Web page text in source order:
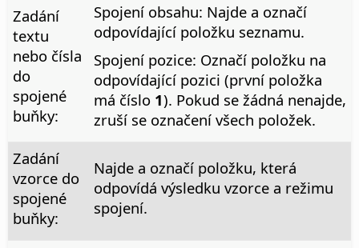
Zadání
textu
nebo čísla
do
spojené
buňky:
Spojení obsahu: Najde a označí
odpovídající položku seznamu.
Spojení pozice: Označí položku na
odpovídající pozici (první položka
má číslo 1). Pokud se žádná nenajde,
zruší se označení všech položek.
Zadání
vzorce do
spojené
buňky:
Najde a označí položku, která
odpovídá výsledku vzorce a režimu
spojení.